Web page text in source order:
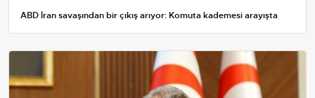
ABD İran savaşından bir çıkış arıyor: Komuta kademesi arayışta